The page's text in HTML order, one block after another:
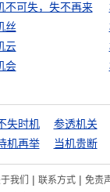
不可失，失不再来
丝
云
会
失时机 参透机关
机再举 当机贵断
我们 | 联系方式 | 免责